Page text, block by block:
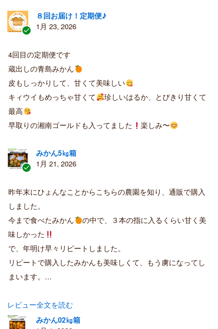
証
済
み
購
者
８回お届け！定期便♪
1月 23, 2026
4回目の定期便です
蔵出しの青島みかん
皮もしっかりして、甘くて美味しい
キィウイもめっちゃ甘くて
珍しいはるか、とびきり甘くて
最高
早取りの湘南ゴールドも入ってました
楽しみ〜
証
済
み
購
者
みかん5㎏箱
1月 21, 2026
昨年末にひょんなことからこちらの農園を知り、通販で購入
しました。
今まで食べたみかん
の中で、３本の指に入るくらい甘く美
味しかった
で、年明け早々リピートしました。
リピートで購入したみかんも美味しくて、もう虜になってし
まいます。…
レビュー全文を読む
みかん02㎏箱